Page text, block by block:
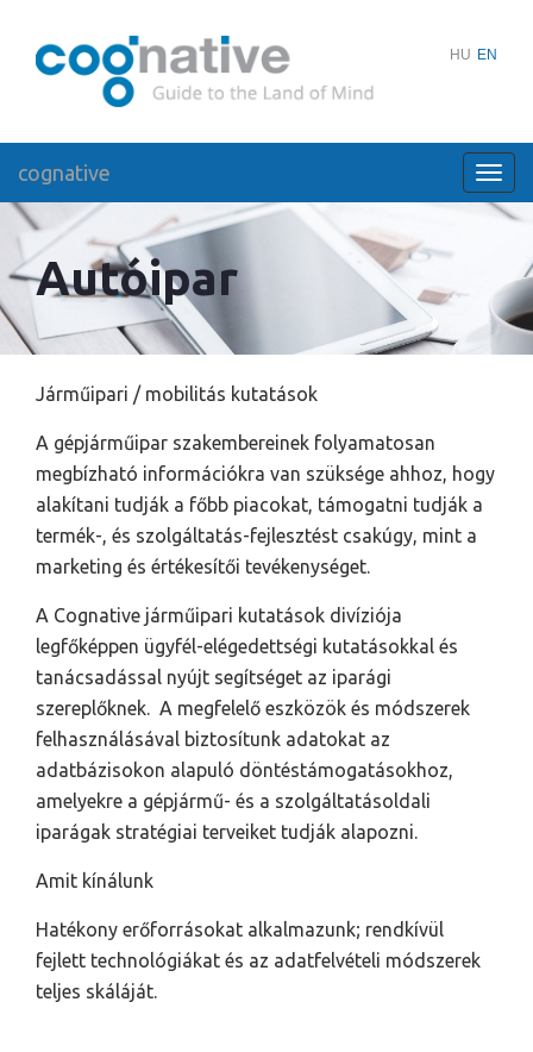
HU EN
cognative
Autóipar
Járműipari / mobilitás kutatások
A gépjárműipar szakembereinek folyamatosan
megbízható információkra van szüksége ahhoz, hogy
alakítani tudják a főbb piacokat, támogatni tudják a
termék-, és szolgáltatás-fejlesztést csakúgy, mint a
marketing és értékesítői tevékenységet.
A Cognative járműipari kutatások divíziója
legfőképpen ügyfél-elégedettségi kutatásokkal és
tanácsadással nyújt segítséget az iparági
szereplőknek. A megfelelő eszközök és módszerek
felhasználásával biztosítunk adatokat az
adatbázisokon alapuló döntéstámogatásokhoz,
amelyekre a gépjármű- és a szolgáltatásoldali
iparágak stratégiai terveiket tudják alapozni.
Amit kínálunk
Hatékony erőforrásokat alkalmazunk; rendkívül
fejlett technológiákat és az adatfelvételi módszerek
teljes skáláját.